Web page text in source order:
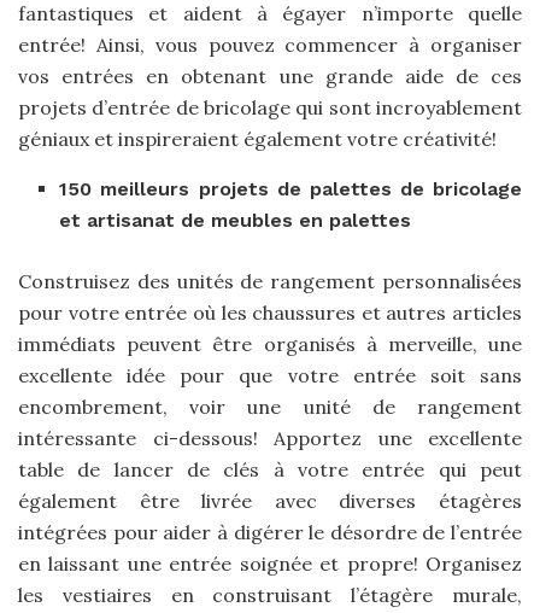
fantastiques et aident à égayer n’importe quelle
entrée! Ainsi, vous pouvez commencer à organiser
vos entrées en obtenant une grande aide de ces
projets d’entrée de bricolage qui sont incroyablement
géniaux et inspireraient également votre créativité!
150 meilleurs projets de palettes de bricolage
et artisanat de meubles en palettes
Construisez des unités de rangement personnalisées
pour votre entrée où les chaussures et autres articles
immédiats peuvent être organisés à merveille, une
excellente idée pour que votre entrée soit sans
encombrement, voir une unité de rangement
intéressante ci-dessous! Apportez une excellente
table de lancer de clés à votre entrée qui peut
également être livrée avec diverses étagères
intégrées pour aider à digérer le désordre de l’entrée
en laissant une entrée soignée et propre! Organisez
les vestiaires en construisant l’étagère murale,